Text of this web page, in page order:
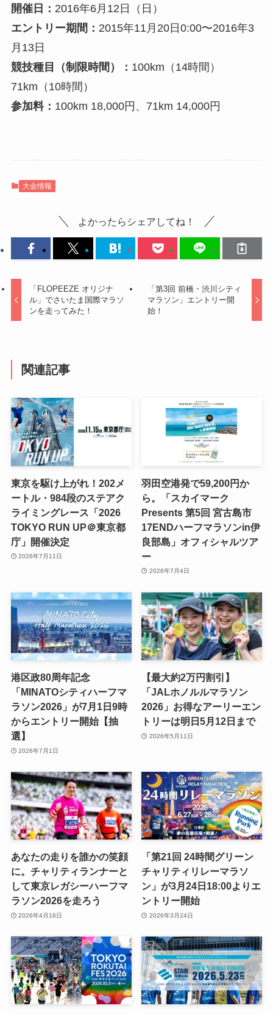
開催日： 2016年6月12日（日）
エントリー期間： 2015年11月20日0:00〜2016年3
月13日
競技種目（制限時間）： 100km（14時間）
71km（10時間）
参加料： 100km 18,000円、71km 14,000円
大会情報
よかったらシェアしてね！
「FLOPEEZE オリジナ
ル」でさいたま国際マラソ
ンを走ってみた！
「第3回 前橋・渋川シティ
マラソン」エントリー開
始！
関連記事
東京を駆け上がれ！202メ
ートル・984段のステアク
ライミングレース「2026
TOKYO RUN UP＠東京都
庁」開催決定
2026年7月11日
羽田空港発で59,200円か
ら。「スカイマーク
Presents 第5回 宮古島市
17ENDハーフマラソンin伊
良部島」オフィシャルツア
ー
2026年7月4日
港区政80周年記念
「MINATOシティハーフマ
ラソン2026」が7月1日9時
からエントリー開始【抽
選】
2026年7月1日
【最大約2万円割引】
「JALホノルルマラソン
2026」お得なアーリーエン
トリーは明日5月12日まで
2026年5月11日
あなたの走りを誰かの笑顔
に。チャリティランナーと
して東京レガシーハーフマ
ラソン2026を走ろう
2026年4月18日
「第21回 24時間グリーン
チャリティリレーマラソ
ン」が3月24日18:00よりエ
ントリー開始
2026年3月24日